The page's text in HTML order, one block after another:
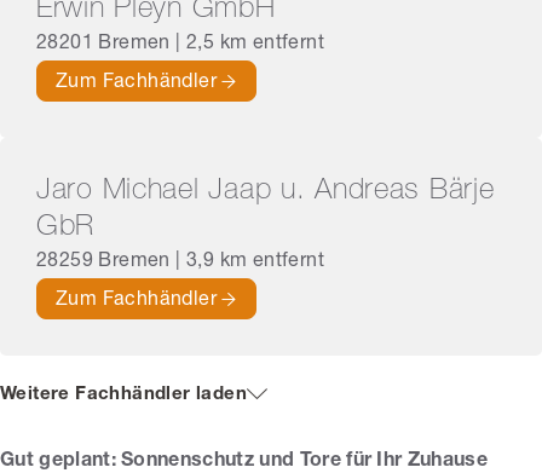
Erwin Pleyn GmbH
28201 Bremen | 2,5 km entfernt
Zum Fachhändler
Jaro Michael Jaap u. Andreas Bärje
GbR
28259 Bremen | 3,9 km entfernt
Zum Fachhändler
Weitere Fachhändler laden
Gut geplant: Sonnenschutz und Tore für Ihr Zuhause